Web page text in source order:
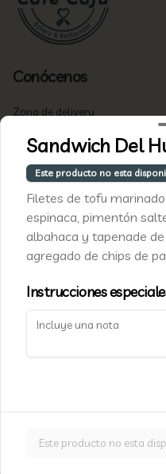
Conócenos
Zona de delivery
+562 2455 9010
info@cafe-caju.com
Términos y condiciones
Política de privacidad
Redes sociales
Instagram
Facebook
Mi cuenta
Cajú Fidelity
Iniciar sesión
Sandwich Del
Este producto no esta
Filetes de tofu
espinaca, pimentón
albahaca y tapenade
agregado de chips de
Instrucciones
Este producto no esta